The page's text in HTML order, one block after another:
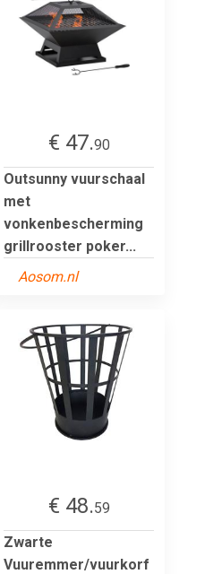
€ 47.90
Outsunny vuurschaal
met
vonkenbescherming
grillrooster poker...
Aosom.nl
€ 48.59
Zwarte
Vuuremmer/vuurkorf